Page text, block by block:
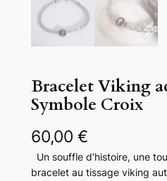
Bracelet Viking
Symbole Croix
60,00 €
Un souffle d’histoire, une
bracelet au tissage viking